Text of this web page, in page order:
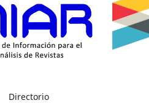
Directorio